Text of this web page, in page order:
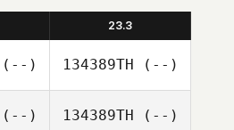
23.3
(--) 134389TH (--)
(--) 134389TH (--)